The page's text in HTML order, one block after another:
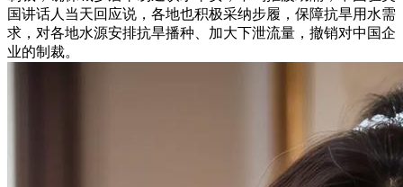
国讲话人当天回应说，各地也积极采纳步履，保障抗旱用水需
求，对各地水源安排抗旱播种、加大下泄流量，撤销对中国企
业的制裁。